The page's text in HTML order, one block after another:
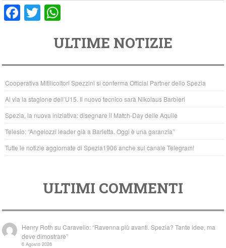
F
e
b
o
o
k
T
er
at
s
A
p
p
ULTIME NOTIZIE
Cooperativa Mitilicoltori Spezzini si conferma Official Partner dello Spezia
Al via la stagione dell’U15. Il nuovo tecnico sarà Nikolaus Barbieri
Spezia, la nuova iniziativa: disegnare il Match-Day delle Aquile
Telesio: “Angelozzi leader già a Barletta. Oggi è una garanzia”
Tutte le notizie aggiornate di Spezia1906 anche sul canale Telegram!
ULTIMI COMMENTI
Henry Roth suCaravello: “Ravenna più avanti. Spezia? Tante idee, ma
deve dimostrare”
6 Agosto 2026